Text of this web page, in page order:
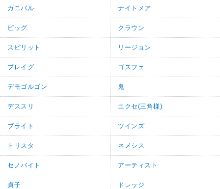
カニバル ナイトメア
ピッグ クラウン
スピリット リージョン
プレイグ ゴスフェ
デモゴルゴン 鬼
デススリ エクセ(三角様)
ブライト ツインズ
トリスタ ネメシス
セノバイト アーティスト
貞子 ドレッジ